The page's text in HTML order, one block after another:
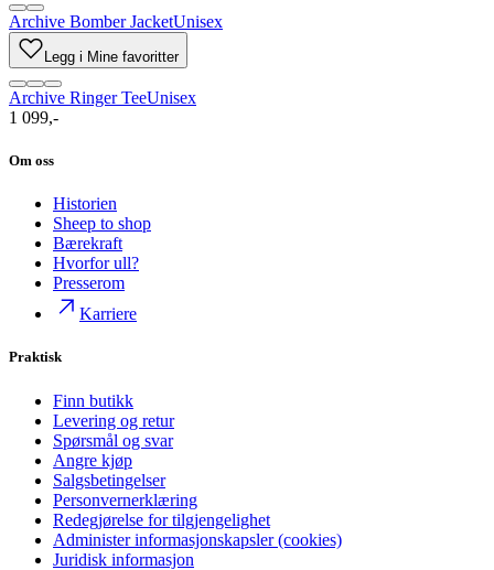
Archive Bomber JacketUnisex
Legg i Mine favoritter
Archive Ringer TeeUnisex
1 099,-
Om oss
Historien
Sheep to shop
Bærekraft
Hvorfor ull?
Presserom
Karriere
Praktisk
Finn butikk
Levering og retur
Spørsmål og svar
Angre kjøp
Salgsbetingelser
Personvernerklæring
Redegjørelse for tilgjengelighet
Administer informasjonskapsler (cookies)
Juridisk informasjon